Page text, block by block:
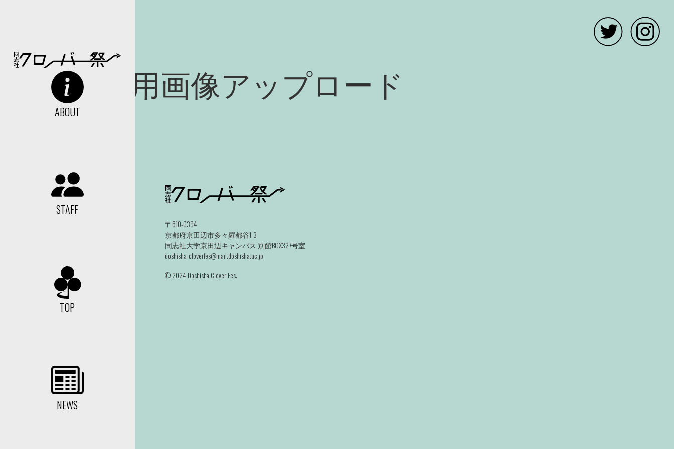
広告用画像アップロード
ABOUT
STAFF
TOP
NEWS
〒610-0394
京都府京田辺市多々羅都谷1-3
同志社大学京田辺キャンパス 別館BOX327号室
doshisha-cloverfes@mail.doshisha.ac.jp
©️ 2024 Doshisha Clover Fes.